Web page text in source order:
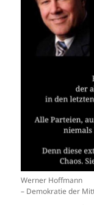
Werner Hoffmann
– Demokratie der